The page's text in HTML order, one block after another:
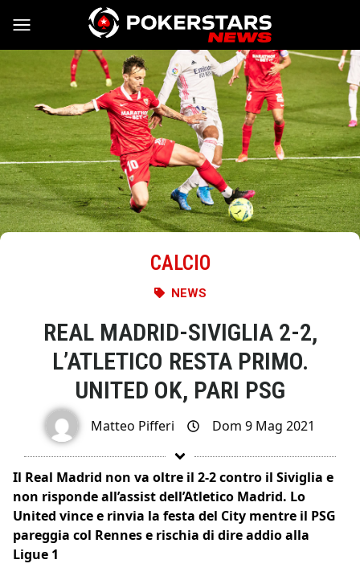
Vai al contenuto
CALCIO
NEWS
REAL MADRID-SIVIGLIA 2-2,
L’ATLETICO RESTA PRIMO.
UNITED OK, PARI PSG
Matteo Pifferi Dom 9 Mag 2021
Il Real Madrid non va oltre il 2-2 contro il Siviglia e
non risponde all’assist dell’Atletico Madrid. Lo
United vince e rinvia la festa del City mentre il PSG
pareggia col Rennes e rischia di dire addio alla
Ligue 1